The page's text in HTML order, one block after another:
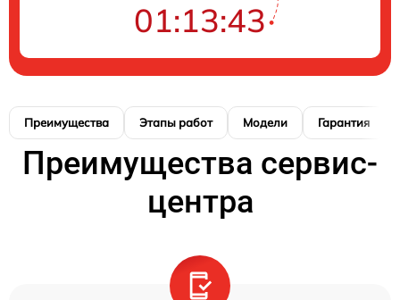
01:13:42
Преимущества Этапы работ Модели Гарантия
Преимущества сервис-
центра